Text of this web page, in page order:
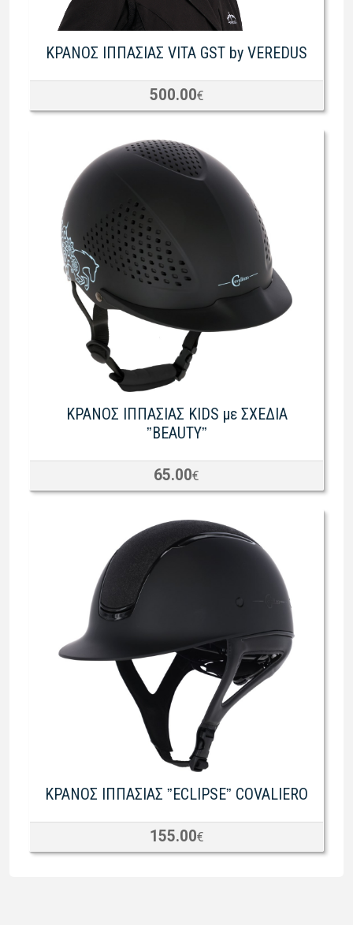
ΚΡΑΝΟΣ ΙΠΠΑΣΙΑΣ VITA GST by VEREDUS
500.00€
ΚΡΑΝΟΣ ΙΠΠΑΣΙΑΣ KIDS με ΣΧΕΔΙΑ
ˮBEAUTYˮ
65.00€
ΚΡΑΝΟΣ ΙΠΠΑΣΙΑΣ ˮECLIPSEˮ COVALIERO
155.00€